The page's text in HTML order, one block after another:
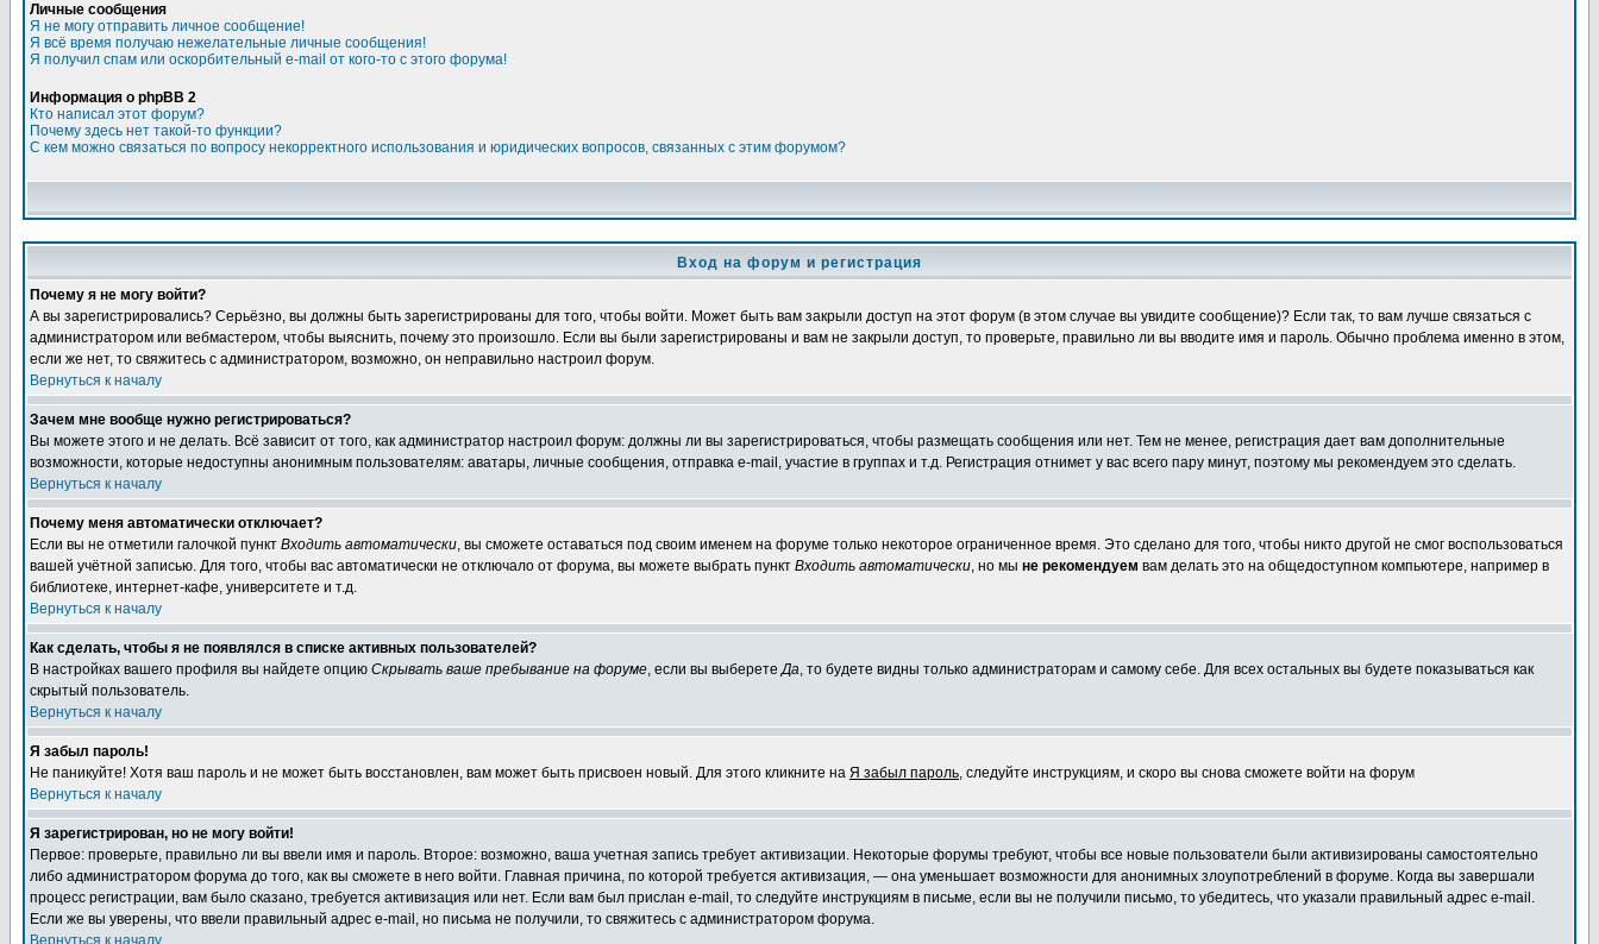
Личные сообщения
Я не могу отправить личное сообщение!
Я всё время получаю нежелательные личные сообщения!
Я получил спам или оскорбительный e-mail от кого-то с этого форума!
Информация о phpBB 2
Кто написал этот форум?
Почему здесь нет такой-то функции?
С кем можно связаться по вопросу некорректного использования и юридических вопросов, связанных с этим форумом?
Вход на форум и регистрация
Почему я не могу войти?
А вы зарегистрировались? Серьёзно, вы должны быть зарегистрированы для того, чтобы войти. Может быть вам закрыли доступ на этот форум (в этом случае вы увидите сообщение)? Если так, то вам лучше связаться с
администратором или вебмастером, чтобы выяснить, почему это произошло. Если вы были зарегистрированы и вам не закрыли доступ, то проверьте, правильно ли вы вводите имя и пароль. Обычно проблема именно в этом,
если же нет, то свяжитесь с администратором, возможно, он неправильно настроил форум.
Вернуться к началу
Зачем мне вообще нужно регистрироваться?
Вы можете этого и не делать. Всё зависит от того, как администратор настроил форум: должны ли вы зарегистрироваться, чтобы размещать сообщения или нет. Тем не менее, регистрация дает вам дополнительные
возможности, которые недоступны анонимным пользователям: аватары, личные сообщения, отправка e-mail, участие в группах и т.д. Регистрация отнимет у вас всего пару минут, поэтому мы рекомендуем это сделать.
Вернуться к началу
Почему меня автоматически отключает?
Если вы не отметили галочкой пункт Входить автоматически, вы сможете оставаться под своим именем на форуме только некоторое ограниченное время. Это сделано для того, чтобы никто другой не смог воспользоваться
вашей учётной записью. Для того, чтобы вас автоматически не отключало от форума, вы можете выбрать пункт Входить автоматически, но мы не рекомендуем вам делать это на общедоступном компьютере, например в
библиотеке, интернет-кафе, университете и т.д.
Вернуться к началу
Как сделать, чтобы я не появлялся в списке активных пользователей?
В настройках вашего профиля вы найдете опцию Скрывать ваше пребывание на форуме, если вы выберетеДа, то будете видны только администраторам и самому себе. Для всех остальных вы будете показываться как
скрытый пользователь.
Вернуться к началу
Я забыл пароль!
Не паникуйте! Хотя ваш пароль и не может быть восстановлен, вам может быть присвоен новый. Для этого кликните на Я забыл пароль, следуйте инструкциям, и скоро вы снова сможете войти на форум
Вернуться к началу
Я зарегистрирован, но не могу войти!
Первое: проверьте, правильно ли вы ввели имя и пароль. Второе: возможно, ваша учетная запись требует активизации. Некоторые форумы требуют, чтобы все новые пользователи были активизированы самостоятельно
либо администратором форума до того, как вы сможете в него войти. Главная причина, по которой требуется активизация, — она уменьшает возможности для анонимных злоупотреблений в форуме. Когда вы завершали
процесс регистрации, вам было сказано, требуется активизация или нет. Если вам был прислан e-mail, то следуйте инструкциям в письме, если вы не получили письмо, то убедитесь, что указали правильный адрес e-mail.
Если же вы уверены, что ввели правильный адрес e-mail, но письма не получили, то свяжитесь с администратором форума.
Вернуться к началу